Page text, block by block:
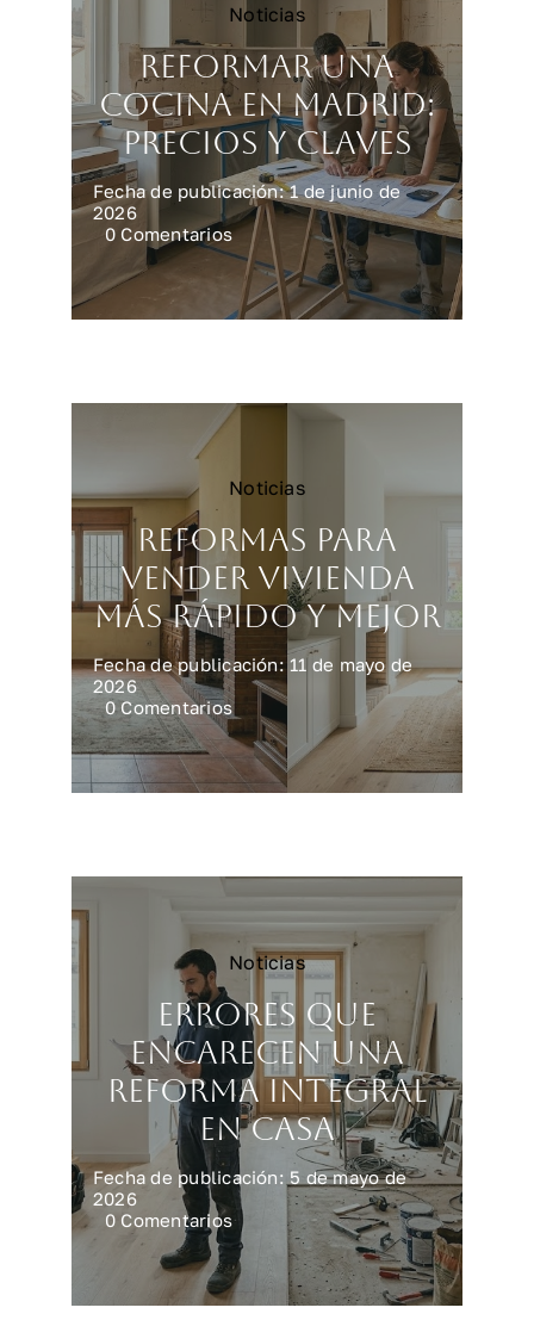
Noticias
Reformar una
cocina en Madrid:
precios y claves
Fecha de publicación: 1 de junio de
2026
0 Comentarioson
Reformar
una
cocina
en
claves
Noticias
Reformas para
vender vivienda
más rápido y mejor
Fecha de publicación: 11 de mayo de
2026
0 Comentarioson
Reformas
para
vender
vivienda
mejor
Noticias
Errores que
encarecen una
reforma integral
en casa
Fecha de publicación: 5 de mayo de
2026
0 Comentarioson
Errores
que
encarecen
una